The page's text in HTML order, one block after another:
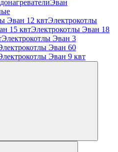
Эван
Эван 12 квтЭлектрокотлы
15 квтЭлектрокотлы Эван 18
Электрокотлы Эван 3
Эван 60
Эван 9 квт